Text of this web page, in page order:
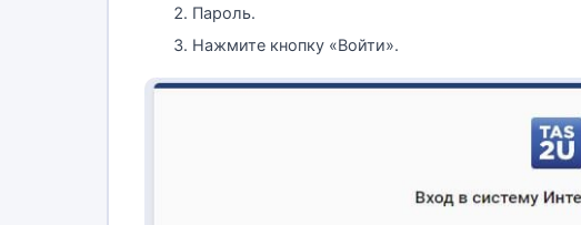
Пароль.
Нажмите кнопку «Войти».